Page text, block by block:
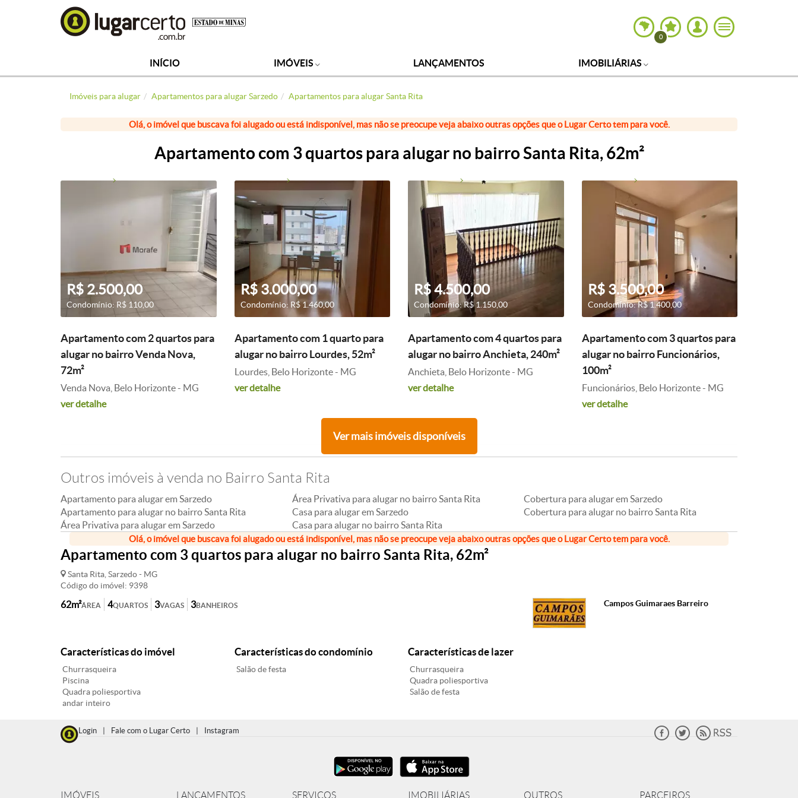
0
INÍCIO IMÓVEIS LANÇAMENTOS IMOBILIÁRIAS
Imóveis para alugar Apartamentos para alugar Sarzedo Apartamentos para alugar Santa Rita
Olá, o imóvel que buscava foi alugado ou está indisponível, mas não se preocupe veja abaixo outras opções que o Lugar Certo tem para você.
Apartamento com 3 quartos para alugar no bairro Santa Rita, 62m²
R$ 2.500,00
Condomínio: R$ 110,00
Apartamento com 2 quartos para
alugar no bairro Venda Nova,
72m²
Venda Nova, Belo Horizonte - MG
ver detalhe
R$ 3.000,00
Condomínio: R$ 1.460,00
Apartamento com 1 quarto para
alugar no bairro Lourdes, 52m²
Lourdes, Belo Horizonte - MG
ver detalhe
R$ 4.500,00
Condomínio: R$ 1.150,00
Apartamento com 4 quartos para
alugar no bairro Anchieta, 240m²
Anchieta, Belo Horizonte - MG
ver detalhe
R$ 3.500,00
Condomínio: R$ 1.400,00
Apartamento com 3 quartos para
alugar no bairro Funcionários,
100m²
Funcionários, Belo Horizonte - MG
ver detalhe
Ver mais imóveis disponíveis
Outros imóveis à venda no Bairro Santa Rita
Apartamento para alugar em Sarzedo
Apartamento para alugar no bairro Santa Rita
Área Privativa para alugar em Sarzedo
Área Privativa para alugar no bairro Santa Rita
Casa para alugar em Sarzedo
Casa para alugar no bairro Santa Rita
Cobertura para alugar em Sarzedo
Cobertura para alugar no bairro Santa Rita
Olá, o imóvel que buscava foi alugado ou está indisponível, mas não se preocupe veja abaixo outras opções que o Lugar Certo tem para você.
Apartamento com 3 quartos para alugar no bairro Santa Rita, 62m²
Santa Rita, Sarzedo - MG
Código do imóvel: 9398
ÁREA
62m² QUARTOS
4 VAGAS
3 BANHEIROS
3 Campos Guimaraes Barreiro
Características do imóvel
Churrasqueira
Piscina
Quadra poliesportiva
andar inteiro
Características do condomínio
Salão de festa
Características de lazer
Churrasqueira
Quadra poliesportiva
Salão de festa
Login Fale com o Lugar Certo Instagram
IMÓVEIS LANÇAMENTOS SERVIÇOS IMOBILIÁRIAS OUTROS PARCEIROS